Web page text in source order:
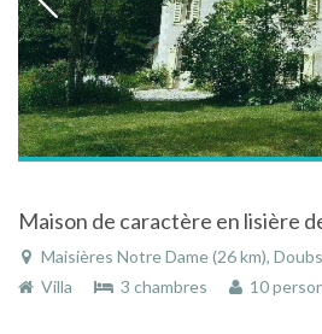
Maisières Notre Dame (26 km), Doubs, Franche-
Villa
3 chambres 10